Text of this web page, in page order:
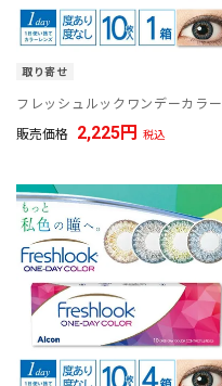
取り寄せ
フレッシュルックワンデーカラー
販売価格 2,225 税込